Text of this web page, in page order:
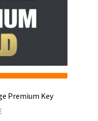
Premium Key